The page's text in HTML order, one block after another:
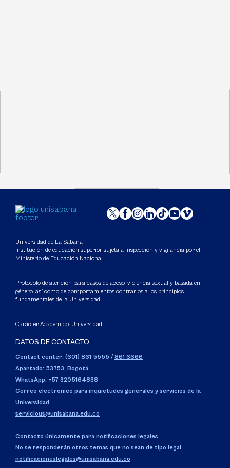
Universidad de La Sabana
Institución de educación superior sujeta a inspección y vigilancia por el
Ministerio de Educación Nacional
Protocolo de atención para casos de acoso, violencia sexual y basada en
género, así como de comportamientos contrarios a los principios
fundamentales de la Universidad
Carácter Académico: Universidad
DATOS DE CONTACTO
Contact center: (601) 861 5555 / 861 6666
Apartado: 53753, Bogotá.
WhatsApp: +57 3205164838
Correo electrónico para inquietudes generales y servicios de la
Universidad
servicious@unisabana.edu.co
Contacto únicamente para notificaciones legales.
No se responderán otros temas que no sean de tipo legal.
notificacioneslegales@unisabana.edu.co